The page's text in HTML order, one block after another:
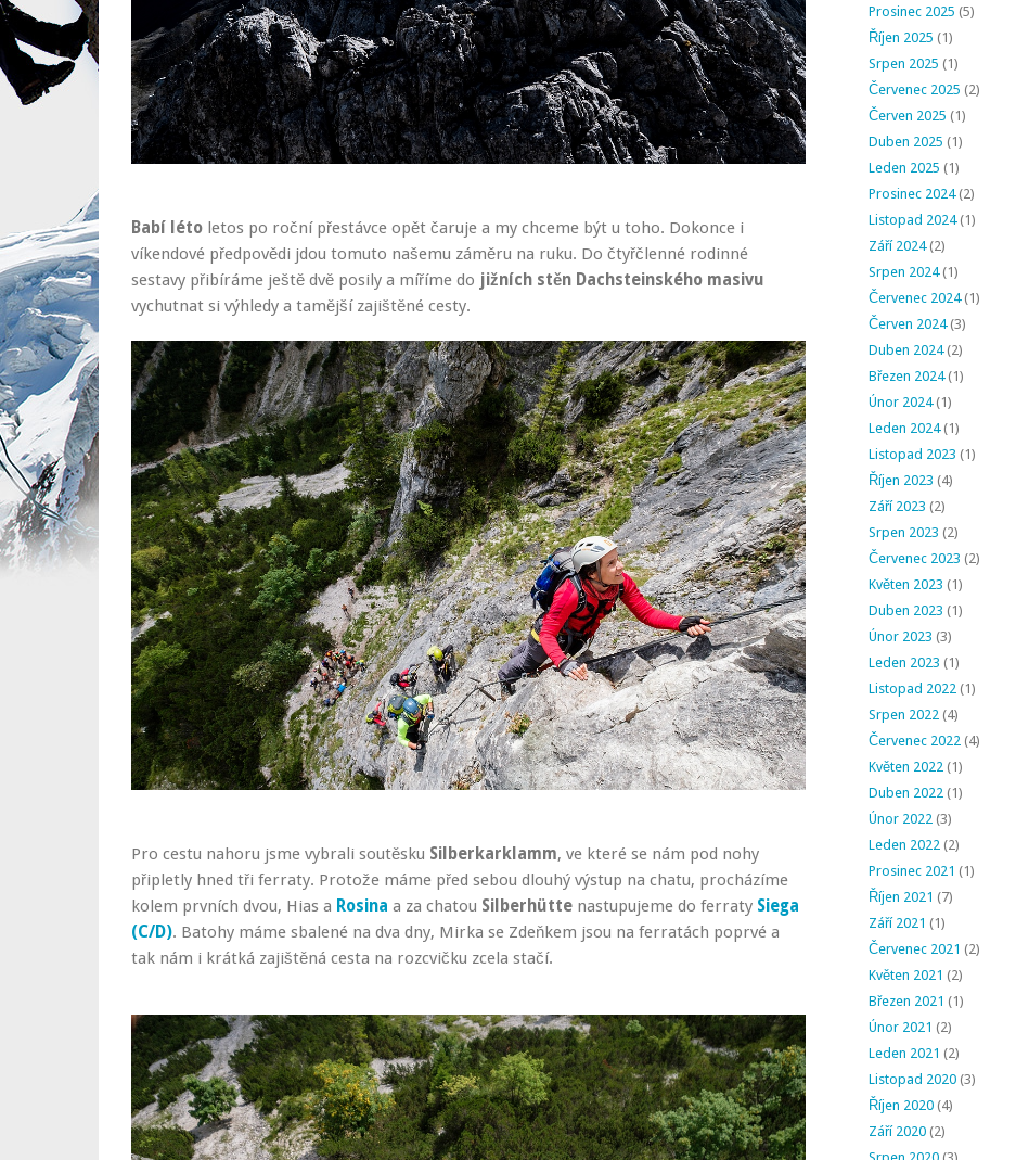
Babí léto letos po roční přestávce opět čaruje a my chceme být u toho. Dokonce i
víkendové předpovědi jdou tomuto našemu záměru na ruku. Do čtyřčlenné rodinné
sestavy přibíráme ještě dvě posily a míříme do jižních stěn Dachsteinského masivu
vychutnat si výhledy a tamější zajištěné cesty.
Pro cestu nahoru jsme vybrali soutěsku Silberkarklamm, ve které se nám pod nohy
připletly hned tři ferraty. Protože máme před sebou dlouhý výstup na chatu, procházíme
kolem prvních dvou, Hias a Rosina a za chatou Silberhütte nastupujeme do ferraty Siega
(C/D). Batohy máme sbalené na dva dny, Mirka se Zdeňkem jsou na ferratách poprvé a
tak nám i krátká zajištěná cesta na rozcvičku zcela stačí.
Prosinec 2025 (5)
Říjen 2025 (1)
Srpen 2025 (1)
Červenec 2025 (2)
Červen 2025 (1)
Duben 2025 (1)
Leden 2025 (1)
Prosinec 2024(2)
Listopad 2024(1)
Září 2024(2)
Srpen 2024(1)
Červenec 2024(1)
Červen 2024(3)
Duben 2024(2)
Březen 2024(1)
Únor 2024(1)
Leden 2024(1)
Listopad 2023 (1)
Říjen 2023 (4)
Září 2023 (2)
Srpen 2023 (2)
Červenec 2023 (2)
Květen 2023 (1)
Duben 2023 (1)
Únor 2023 (3)
Leden 2023 (1)
Listopad 2022(1)
Srpen 2022(4)
Červenec 2022(4)
Květen 2022(1)
Duben 2022(1)
Únor 2022(3)
Leden 2022(2)
Prosinec 2021 (1)
Říjen 2021 (7)
Září 2021 (1)
Červenec 2021 (2)
Květen 2021 (2)
Březen 2021 (1)
Únor 2021 (2)
Leden 2021 (2)
Listopad 2020(3)
Říjen 2020(4)
Září 2020(2)